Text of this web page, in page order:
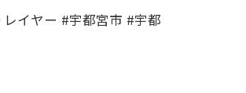
イヤー #宇都宮市 #宇都